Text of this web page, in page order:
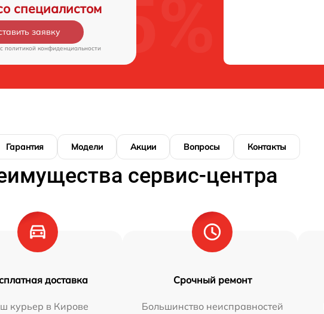
специалистом
заявку
политикой конфиденциальности
Гарантия Модели Акции Вопросы Контакты
сервис-центра
доставка
курьер в Кирове
Срочный ремонт
Большинство неисправностей